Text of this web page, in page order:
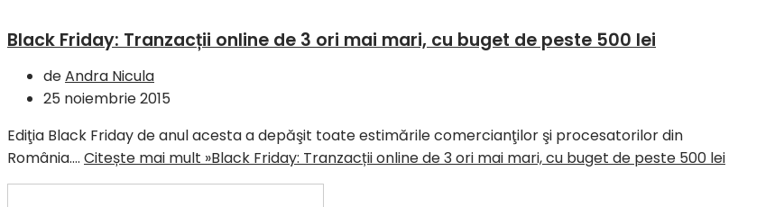
Black Friday: Tranzacții online de 3 ori mai mari, cu buget de peste 500 lei
deAndra Nicula
25 noiembrie 2015
Ediţia Black Friday de anul acesta a depăşit toate estimările comercianţilor şi procesatorilor din
România.… Citește mai mult »Black Friday: Tranzacții online de 3 ori mai mari, cu buget de peste 500 lei